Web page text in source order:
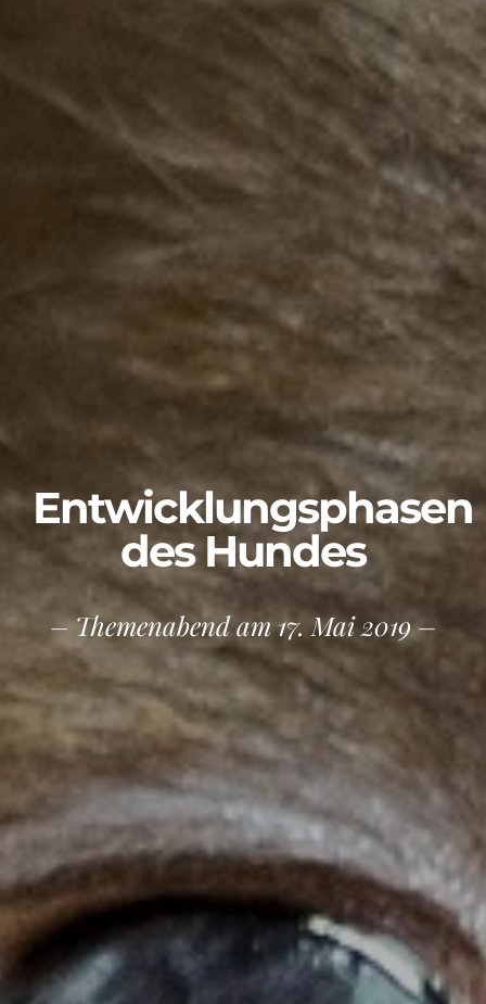
Entwicklungsphasen
des Hundes
– Themenabend am 17. Mai 2019 –